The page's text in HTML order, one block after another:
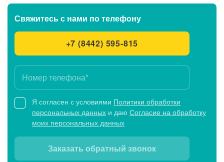
Свяжитесь с нами по телефону
+7 (8442) 595-815
Я согласен с условиями Политики обработки
персональных данных и даю Согласие на обработку
моих персональных данных
Заказать обратный звонок